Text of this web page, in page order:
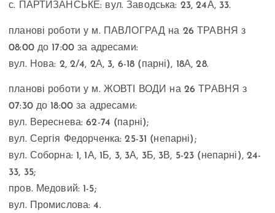
с. ПАРТИЗАНСЬКЕ: вул. Заводська: 23, 24А, 33.
планові роботи у м. ПАВЛОГРАД на 26 ТРАВНЯ з
08:00 до 17:00 за адресами:
вул. Нова: 2, 2/4, 2А, 3, 6-18 (парні), 18А, 28.
планові роботи у м. ЖОВТІ ВОДИ на 26 ТРАВНЯ з
07:30 до 18:00 за адресами:
вул. Вереснева: 62-74 (парні);
вул. Сергія Федорченка: 25-31 (непарні);
вул. Соборна: 1, 1А, 1Б, 3, 3А, 3Б, 3В, 5-23 (непарні), 24-
33, 35;
пров. Медовий: 1-5;
вул. Промислова: 4.